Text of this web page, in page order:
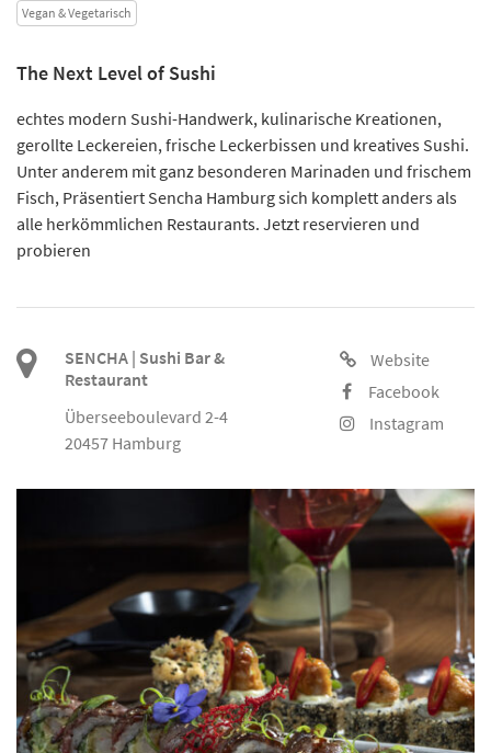
Vegan & Vegetarisch
The Next Level of Sushi
echtes modern Sushi-Handwerk, kulinarische Kreationen,
gerollte Leckereien, frische Leckerbissen und kreatives Sushi.
Unter anderem mit ganz besonderen Marinaden und frischem
Fisch, Präsentiert Sencha Hamburg sich komplett anders als
alle herkömmlichen Restaurants. Jetzt reservieren und
probieren
SENCHA | Sushi Bar &
Restaurant
Überseeboulevard 2-4
20457 Hamburg
Website
Facebook
Instagram